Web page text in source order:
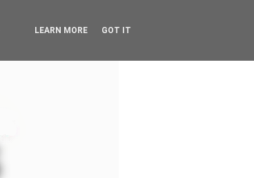
LEARN MORE GOT IT